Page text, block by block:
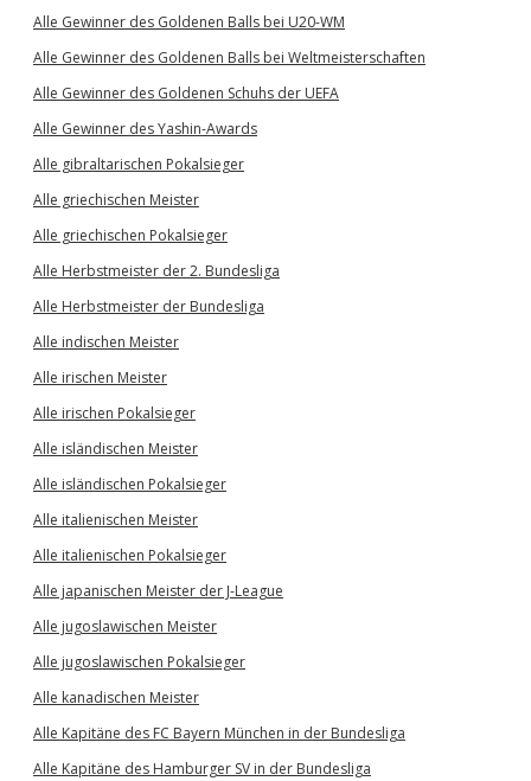
Alle Gewinner des Goldenen Balls bei U20-WM
Alle Gewinner des Goldenen Balls bei Weltmeisterschaften
Alle Gewinner des Goldenen Schuhs der UEFA
Alle Gewinner des Yashin-Awards
Alle gibraltarischen Pokalsieger
Alle griechischen Meister
Alle griechischen Pokalsieger
Alle Herbstmeister der 2. Bundesliga
Alle Herbstmeister der Bundesliga
Alle indischen Meister
Alle irischen Meister
Alle irischen Pokalsieger
Alle isländischen Meister
Alle isländischen Pokalsieger
Alle italienischen Meister
Alle italienischen Pokalsieger
Alle japanischen Meister der J-League
Alle jugoslawischen Meister
Alle jugoslawischen Pokalsieger
Alle kanadischen Meister
Alle Kapitäne des FC Bayern München in der Bundesliga
Alle Kapitäne des Hamburger SV in der Bundesliga